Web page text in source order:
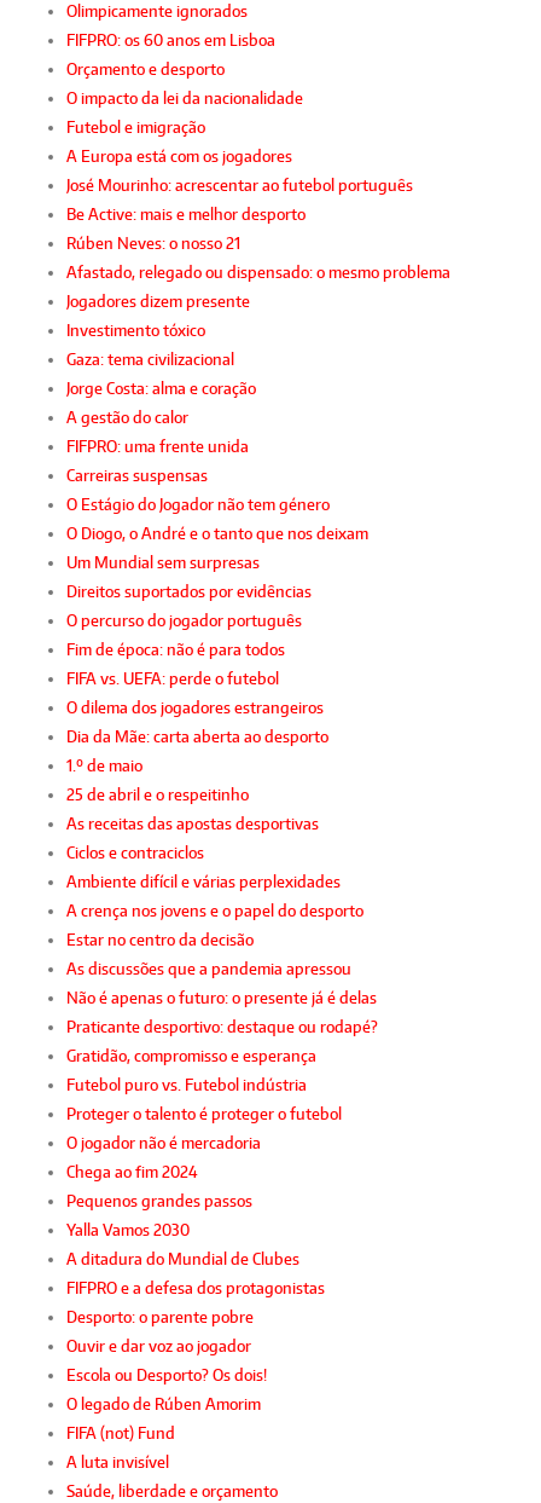
Olimpicamente ignorados
FIFPRO: os 60 anos em Lisboa
Orçamento e desporto
O impacto da lei da nacionalidade
Futebol e imigração
A Europa está com os jogadores
José Mourinho: acrescentar ao futebol português
Be Active: mais e melhor desporto
Rúben Neves: o nosso 21
Afastado, relegado ou dispensado: o mesmo problema
Jogadores dizem presente
Investimento tóxico
Gaza: tema civilizacional
Jorge Costa: alma e coração
A gestão do calor
FIFPRO: uma frente unida
Carreiras suspensas
O Estágio do Jogador não tem género
O Diogo, o André e o tanto que nos deixam
Um Mundial sem surpresas
Direitos suportados por evidências
O percurso do jogador português
Fim de época: não é para todos
FIFA vs. UEFA: perde o futebol
O dilema dos jogadores estrangeiros
Dia da Mãe: carta aberta ao desporto
1.º de maio
25 de abril e o respeitinho
As receitas das apostas desportivas
Ciclos e contraciclos
Ambiente difícil e várias perplexidades
A crença nos jovens e o papel do desporto
Estar no centro da decisão
As discussões que a pandemia apressou
Não é apenas o futuro: o presente já é delas
Praticante desportivo: destaque ou rodapé?
Gratidão, compromisso e esperança
Futebol puro vs. Futebol indústria
Proteger o talento é proteger o futebol
O jogador não é mercadoria
Chega ao fim 2024
Pequenos grandes passos
Yalla Vamos 2030
A ditadura do Mundial de Clubes
FIFPRO e a defesa dos protagonistas
Desporto: o parente pobre
Ouvir e dar voz ao jogador
Escola ou Desporto? Os dois!
O legado de Rúben Amorim
FIFA (not) Fund
A luta invisível
Saúde, liberdade e orçamento